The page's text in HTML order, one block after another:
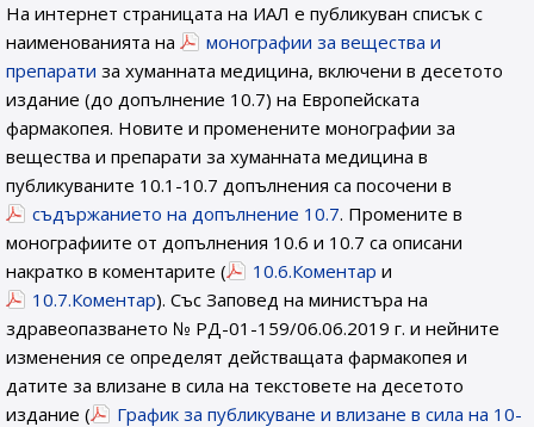
На интернет страницата на ИАЛ e публикуван списък с
наименованията на
монографии за вещества и
препарати за хуманната медицина, включени в десетото
издание (до допълнение 10.7) на Европейската
фармакопея. Новите и променените монографии за
вещества и препарати за хуманната медицина в
публикуваните 10.1-10.7 допълнения са посочени в
съдържанието на допълнение 10.7. Промените в
монографиите от допълнения 10.6 и 10.7 са описани
накратко в коментарите (
10.6.Коментар и
10.7.Коментар). Със Заповед на министъра на
здравеопазването № РД-01-159/06.06.2019 г. и нейните
изменения се определят действащата фармакопея и
датите за влизане в сила на текстовете на десетото
издание (
График за публикуване и влизане в сила на 10-